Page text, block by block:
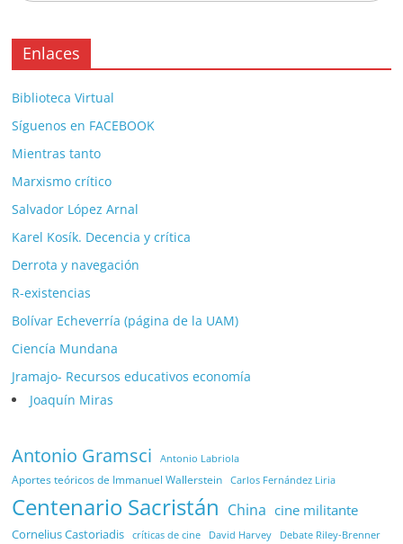
Enlaces
Biblioteca Virtual
Síguenos en FACEBOOK
Mientras tanto
Marxismo crítico
Salvador López Arnal
Karel Kosík. Decencia y crítica
Derrota y navegación
R-existencias
Bolívar Echeverría (página de la UAM)
Ciencía Mundana
Jramajo- Recursos educativos economía
Joaquín Miras
Antonio Gramsci Antonio Labriola
Aportes teóricos de Immanuel Wallerstein Carlos Fernández Liria
Centenario Sacristán China cine militante
Cornelius Castoriadis críticas de cine David Harvey Debate Riley-Brenner